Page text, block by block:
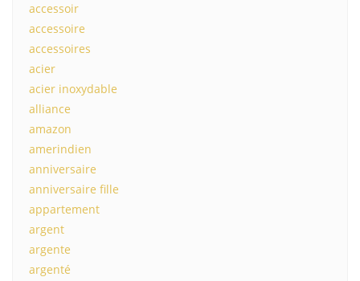
accessoir
accessoire
accessoires
acier
acier inoxydable
alliance
amazon
amerindien
anniversaire
anniversaire fille
appartement
argent
argente
argenté